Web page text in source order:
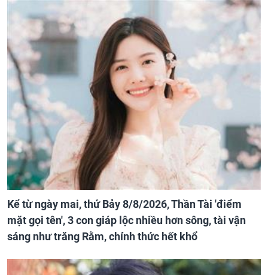
Kể từ ngày mai, thứ Bảy 8/8/2026, Thần Tài 'điểm
mặt gọi tên', 3 con giáp lộc nhiều hơn sông, tài vận
sáng như trăng Rằm, chính thức hết khổ